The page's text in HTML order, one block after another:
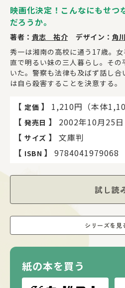
映画化決定！こんなにもせつ
だろうか。
著者： 貴志 祐介 デザイン： 角
秀一は湘南の高校に通う17歳。
直で明るい妹の三人暮らし。そ
いた。警察も法律も及ばず話し
は自ら殺害することを決意する。
【 定価 】
1,210円（本体
【 発売日 】
2002年10月25日
【 サイズ 】
文庫判
【 ISBN 】 9784041979068
試し読
シリーズを見
紙の本を買う